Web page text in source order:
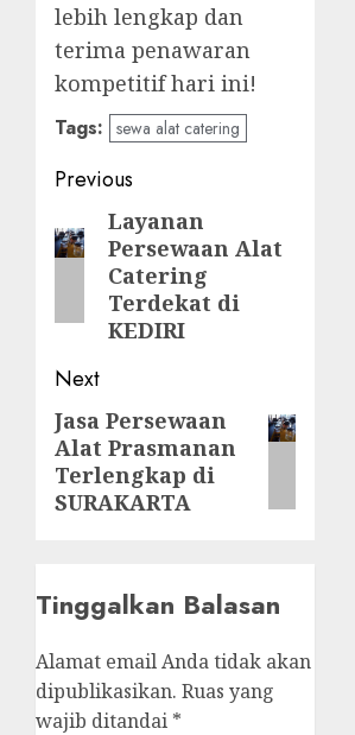
lebih lengkap dan
terima penawaran
kompetitif hari ini!
Tags: sewa alat catering
Post
navigation
Previous
Previous
post:
Layanan
Persewaan Alat
Catering
Terdekat di
KEDIRI
Next
Next
post:
Jasa Persewaan
Alat Prasmanan
Terlengkap di
SURAKARTA
Tinggalkan Balasan
Alamat email Anda tidak akan
dipublikasikan. Ruas yang
wajib ditandai *